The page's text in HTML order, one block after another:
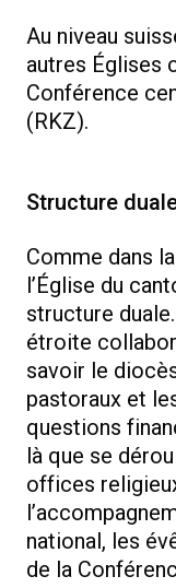
Au niveau
autres Églises
Conférence
(RKZ).
Structure
Comme dans
l’Église du
structure
étroite
savoir le
pastoraux et
questions
là que se
offices
national, les
de la